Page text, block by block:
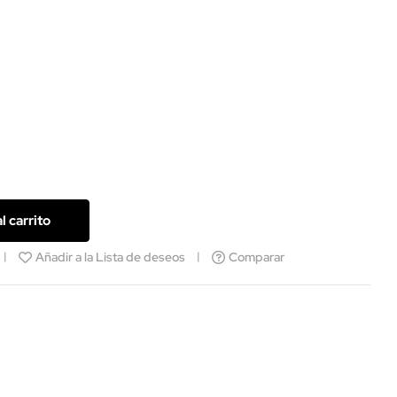
carrito
Añadir a la Lista de deseos Comparar